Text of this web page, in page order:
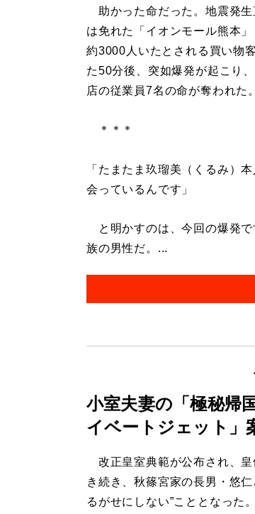
助かった命だった。地震発生
は免れた「イオンモール熊本」
約3000人いたとされる買い物
た50分後、突如爆発が起こり
店の従業員7名の命が奪われた。
＊＊＊
「たまたま玖瑠美（くるみ）
会っているんです」
と明かすのは、今回の爆発で
族の男性だ。...
小室夫妻の「極秘帰
イベートジェット
改正皇室典範が公布され、皇
き続き、秋篠宮家の長男・悠
るがせにしない”こととなった